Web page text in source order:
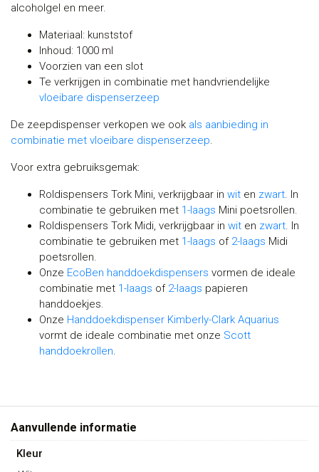
alcoholgel en meer.
Materiaal: kunststof
Inhoud: 1000 ml
Voorzien van een slot
Te verkrijgen in combinatie met handvriendelijke
vloeibare dispenserzeep
De zeepdispenser verkopen we ook als aanbieding in
combinatie met vloeibare dispenserzeep
Voor extra gebruiksgemak:
Roldispensers Tork Mini, verkrijgbaar in wit en zwart . In
combinatie te gebruiken met 1-laags Mini poetsrollen.
Roldispensers Tork Midi, verkrijgbaar in wit en zwart . In
combinatie te gebruiken met 1-laags of 2-laags Midi
poetsrollen.
Onze EcoBen handdoekdispensers vormen de ideale
combinatie met 1-laags of 2-laags papieren
handdoekjes.
Onze Handdoekdispenser Kimberly-Clark Aquarius
vormt de ideale combinatie met onze Scott
handdoekrollen
Aanvullende informatie
Kleur